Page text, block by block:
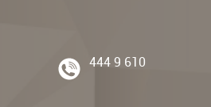
444 9 610